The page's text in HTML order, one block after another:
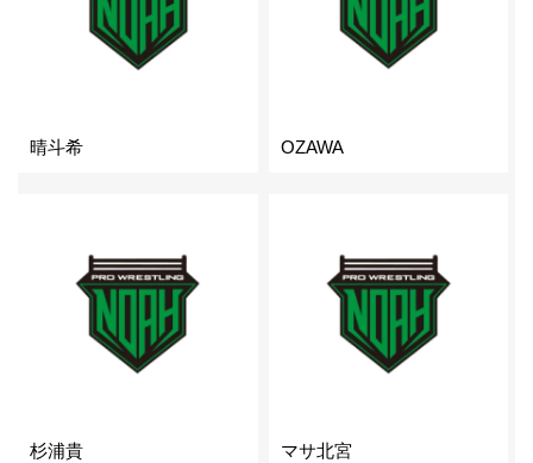
晴斗希 OZAWA
杉浦貴 マサ北宮